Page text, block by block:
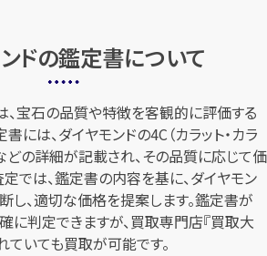
ドの鑑定書について
、宝石の品質や特徴を客観的に評価する
には、ダイヤモンドの4C（カラット・カラ
などの詳細が記載され、その品質に応じて価
では、鑑定書の内容を基に、ダイヤモン
し、適切な価格を提案します。鑑定書が
に判定できますが、買取専門店『買取大
いても買取が可能です。